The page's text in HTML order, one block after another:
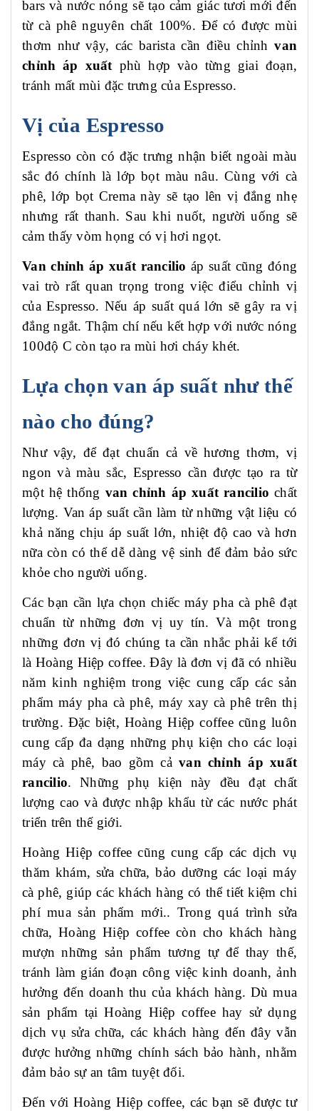
bars và nước nóng sẽ tạo cảm giác tươi mới đến
từ cà phê nguyên chất 100%. Để có được mùi
thơm như vậy, các barista cần điều chỉnhvan
chỉnh áp xuất phù hợp vào từng giai đoạn,
tránh mất mùi đặc trưng của Espresso.
Vị của Espresso
Espresso còn có đặc trưng nhận biết ngoài màu
sắc đó chính là lớp bọt màu nâu. Cùng với cà
phê, lớp bọt Crema này sẽ tạo lên vị đắng nhẹ
nhưng rất thanh. Sau khi nuốt, người uống sẽ
cảm thấy vòm họng có vị hơi ngọt.
Van chỉnh áp xuất rancilio áp suất cũng đóng
vai trò rất quan trọng trong việc điểu chỉnh vị
của Espresso. Nếu áp suất quá lớn sẽ gây ra vị
đắng ngắt. Thậm chí nếu kết hợp với nước nóng
100độ C còn tạo ra mùi hơi cháy khét.
Lựa chọn van áp suất như thế
nào cho đúng?
Như vậy, để đạt chuẩn cả về hương thơm, vị
ngon và màu sắc, Espresso cần được tạo ra từ
một hệ thống van chỉnh áp xuất rancilio chất
lượng. Van áp suất cần làm từ những vật liệu có
khả năng chịu áp suất lớn, nhiệt độ cao và hơn
nữa còn có thể dễ dàng vệ sinh để đảm bảo sức
khỏe cho người uống.
Các bạn cần lựa chọn chiếc máy pha cà phê đạt
chuẩn từ những đơn vị uy tín. Và một trong
những đơn vị đó chúng ta cần nhắc phải kể tới
là Hoàng Hiệp coffee. Đây là đơn vị đã có nhiều
năm kinh nghiệm trong việc cung cấp các sản
phẩm máy pha cà phê, máy xay cà phê trên thị
trường. Đặc biệt, Hoàng Hiệp coffee cũng luôn
cung cấp đa dạng những phụ kiện cho các loại
máy cà phê, bao gồm cảvan chỉnh áp xuất
rancilio. Những phụ kiện này đều đạt chất
lượng cao và được nhập khẩu từ các nước phát
triển trên thế giới.
Hoàng Hiệp coffee cũng cung cấp các dịch vụ
thăm khám, sửa chữa, bảo dưỡng các loại máy
cà phê, giúp các khách hàng có thể tiết kiệm chi
phí mua sản phẩm mới.. Trong quá trình sửa
chữa, Hoàng Hiệp coffee còn cho khách hàng
mượn những sản phẩm tương tự để thay thế,
tránh làm gián đoạn công việc kinh doanh, ảnh
hưởng đến doanh thu của khách hàng. Dù mua
sản phẩm tại Hoàng Hiệp coffee hay sử dụng
dịch vụ sửa chữa, các khách hàng đến đây vẫn
được hưởng những chính sách bảo hành, nhằm
đảm bảo sự an tâm tuyệt đối.
Đến với Hoàng Hiệp coffee, các bạn sẽ được tư